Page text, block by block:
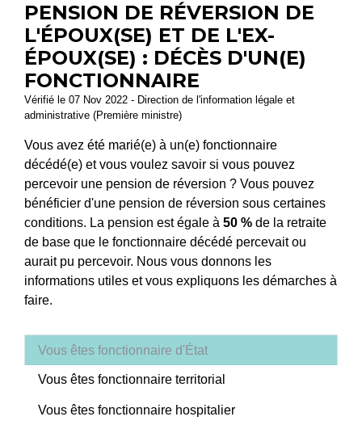
PENSION DE RÉVERSION DE
L'ÉPOUX(SE) ET DE L'EX-
ÉPOUX(SE) : DÉCÈS D'UN(E)
FONCTIONNAIRE
Vérifié le 07 Nov 2022 - Direction de l'information légale et
administrative (Première ministre)
Vous avez été marié(e) à un(e) fonctionnaire
décédé(e) et vous voulez savoir si vous pouvez
percevoir une pension de réversion ? Vous pouvez
bénéficier d'une pension de réversion sous certaines
conditions. La pension est égale à 50 % de la retraite
de base que le fonctionnaire décédé percevait ou
aurait pu percevoir. Nous vous donnons les
informations utiles et vous expliquons les démarches à
faire.
Vous êtes fonctionnaire d'État
Vous êtes fonctionnaire territorial
Vous êtes fonctionnaire hospitalier